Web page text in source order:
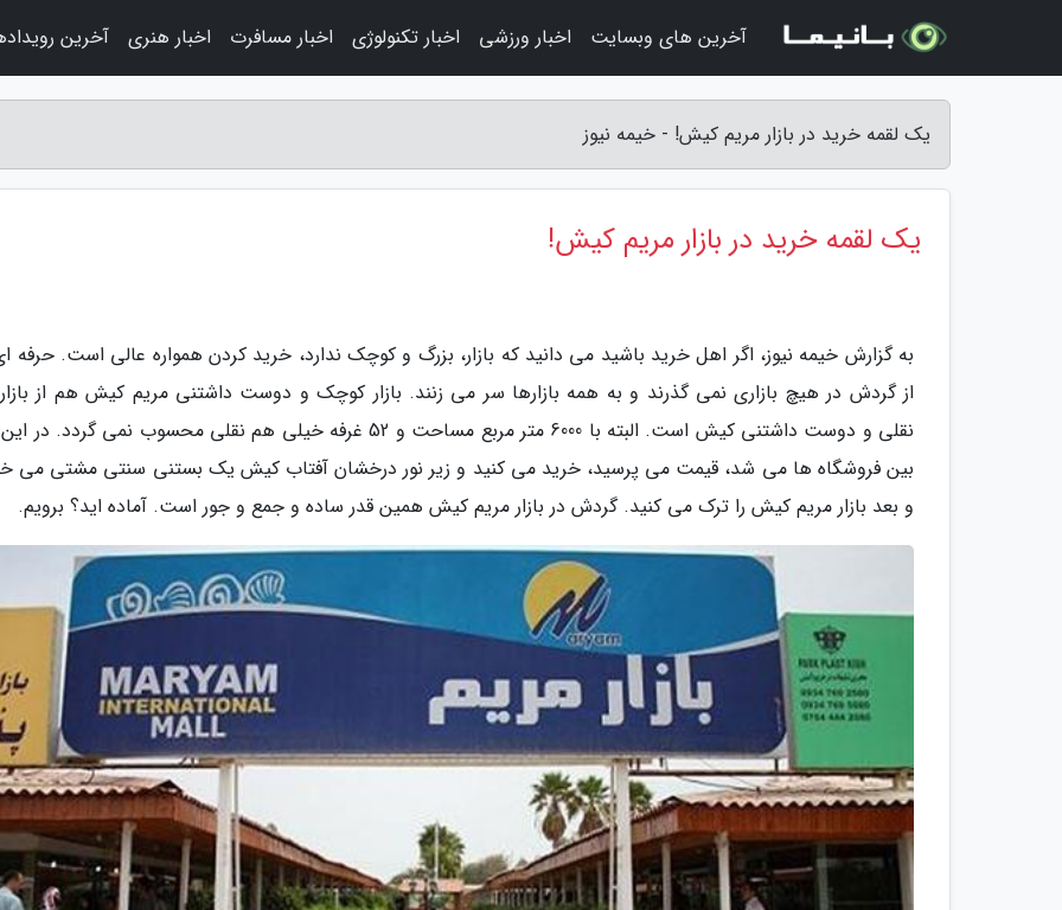
یک لقمه خرید در بازار مریم کیش! - خیمه نیوز
یک لقمه خرید در بازار مریم کیش!
به گزارش خیمه نیوز، اگر اهل خرید باشید می دانید که بازار، بزرگ و کوچک ندارد، خرید کردن همواره عالی است. حرفه
از گردش در هیچ بازاری نمی گذرند و به همه بازارها سر می زنند. بازار کوچک و دوست داشتنی مریم کیش هم از
نقلی و دوست داشتنی کیش است. البته با 6000 متر مربع مساحت و 52 غرفه خیلی هم نقلی محسوب نمی گردد.
بین فروشگاه ها می شد، قیمت می پرسید، خرید می کنید و زیر نور درخشان آفتاب کیش یک بستنی سنتی مشتی می
و بعد بازار مریم کیش را ترک می کنید. گردش در بازار مریم کیش همین قدر ساده و جمع و جور است. آماده اید؟ برویم.
آخرین های وبسایت اخبار ورزشی اخبار تکنولوژی اخبار مسافرت اخبار هنری آخرین